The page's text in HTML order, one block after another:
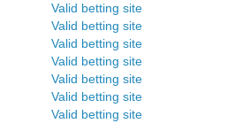
Valid betting site
Valid betting site
Valid betting site
Valid betting site
Valid betting site
Valid betting site
Valid betting site